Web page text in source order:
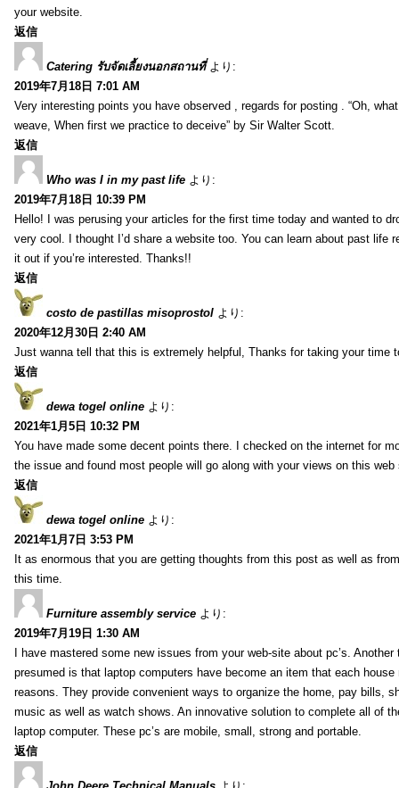
your website.
返信
Catering รับจัดเลี้ยงนอกสถานที่ より:
2019年7月18日 7:01 AM
Very interesting points you have observed , regards for posting . “Oh,
weave, When first we practice to deceive” by Sir Walter Scott.
返信
Who was I in my past life より:
2019年7月18日 10:39 PM
Hello! I was perusing your articles for the first time today and wanted to
very cool. I thought I’d share a website too. You can learn about past life
it out if you’re interested. Thanks!!
返信
costo de pastillas misoprostol より:
2020年12月30日 2:40 AM
Just wanna tell that this is extremely helpful, Thanks for taking your time
返信
dewa togel online より:
2021年1月5日 10:32 PM
You have made some decent points there. I checked on the internet for
the issue and found most people will go along with your views on this web
返信
dewa togel online より:
2021年1月7日 3:53 PM
It as enormous that you are getting thoughts from this post as well as
this time.
Furniture assembly service より:
2019年7月19日 1:30 AM
I have mastered some new issues from your web-site about pc’s. Another
presumed is that laptop computers have become an item that each
reasons. They provide convenient ways to organize the home, pay bills,
music as well as watch shows. An innovative solution to complete all of
laptop computer. These pc’s are mobile, small, strong and portable.
返信
John Deere Technical Manuals より: